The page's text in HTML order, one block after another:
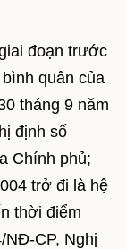
đoạn trước
quân của
tháng 9 năm
định số
Chính phủ;
trở đi là hệ
thời điểm
NĐ-CP, Nghị